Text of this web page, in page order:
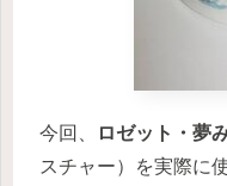
今回、 ロゼット・夢
スチャー）を実際に